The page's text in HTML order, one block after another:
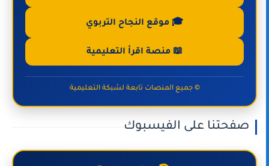
🎓 موقع النجاح التربوي
📖 منصة اقرأ التعليمية
© جميع المنصات تابعة لشبكة التعليمية
صفحتنا على الفيسبوك